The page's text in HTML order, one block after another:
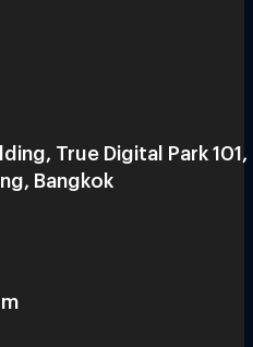
True Digital Park 101,
Bangkok